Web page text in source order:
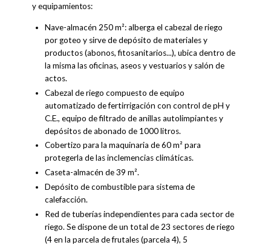
y equipamientos:
Nave-almacén 250 m²: alberga el cabezal de riego
por goteo y sirve de depósito de materiales y
productos (abonos, fitosanitarios...), ubica dentro de
la misma las oficinas, aseos y vestuarios y salón de
actos.
Cabezal de riego compuesto de equipo
automatizado de fertirrigación con control de pH y
C.E., equipo de filtrado de anillas autolimpiantes y
depósitos de abonado de 1000 litros.
Cobertizo para la maquinaria de 60 m² para
protegerla de las inclemencias climáticas.
Caseta-almacén de 39 m².
Depósito de combustible para sistema de
calefacción.
Red de tuberías independientes para cada sector de
riego. Se dispone de un total de 23 sectores de riego
(4 en la parcela de frutales (parcela 4), 5